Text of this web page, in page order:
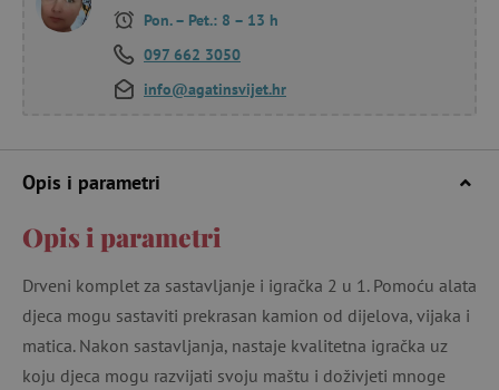
Pon. – Pet.: 8 – 13 h
097 662 3050
info@agatinsvijet.hr
Opis i parametri
Opis i parametri
Drveni komplet za sastavljanje i igračka 2 u 1. Pomoću alata
djeca mogu sastaviti prekrasan kamion od dijelova, vijaka i
matica. Nakon sastavljanja, nastaje kvalitetna igračka uz
koju djeca mogu razvijati svoju maštu i doživjeti mnoge